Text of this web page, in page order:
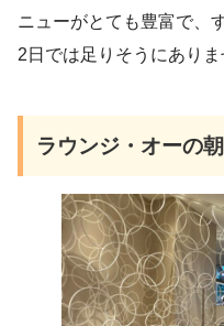
ニューがとても豊富で、
2日では足りそうにありま
ラウンジ・オーの